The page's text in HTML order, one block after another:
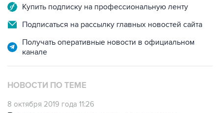
Подписаться на рассылку главных новостей сайта
Получать оперативные новости в официальном
НОВОСТИ ПО ТЕМЕ
8 октября 2019 года 11:26
выходных в начале ноября